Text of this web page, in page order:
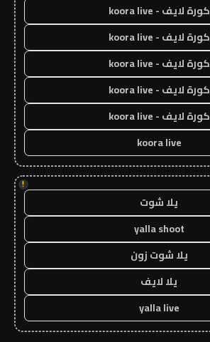
كورة لايف - koora live
كورة لايف - koora live
كورة لايف - koora live
كورة لايف - koora live
كورة لايف - koora live
koora live
!
يلا شوت
yalla shoot
يلا شوت زون
يلا لايف
yalla live